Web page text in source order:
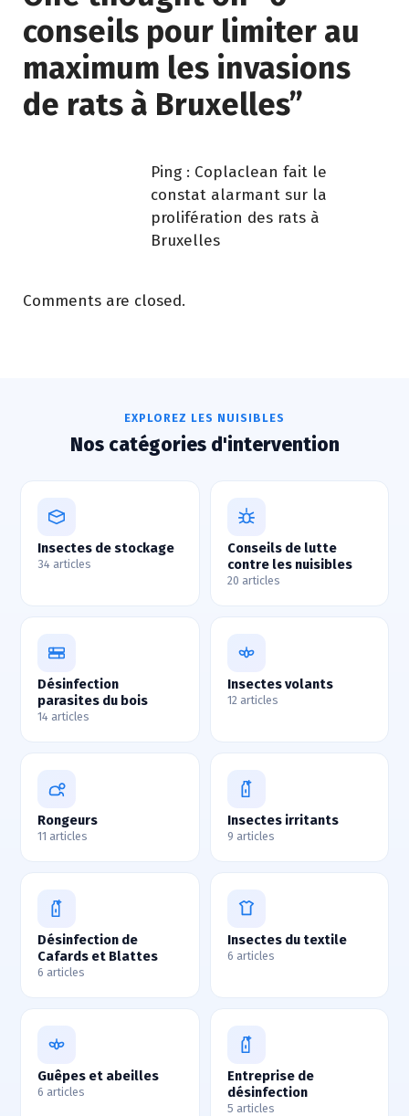
conseils pour limiter au
maximum les invasions
de rats à Bruxelles”
Ping : Coplaclean fait le
constat alarmant sur la
prolifération des rats à
Bruxelles
Comments are closed.
EXPLOREZ LES NUISIBLES
Nos catégories d'intervention
Insectes de stockage
34 articles
Conseils de lutte
contre les nuisibles
20 articles
Désinfection
parasites du bois
14 articles
Insectes volants
12 articles
Rongeurs
11 articles
Insectes irritants
9 articles
Désinfection de
Cafards et Blattes
6 articles
Insectes du textile
6 articles
Guêpes et abeilles
6 articles
Entreprise de
désinfection
5 articles